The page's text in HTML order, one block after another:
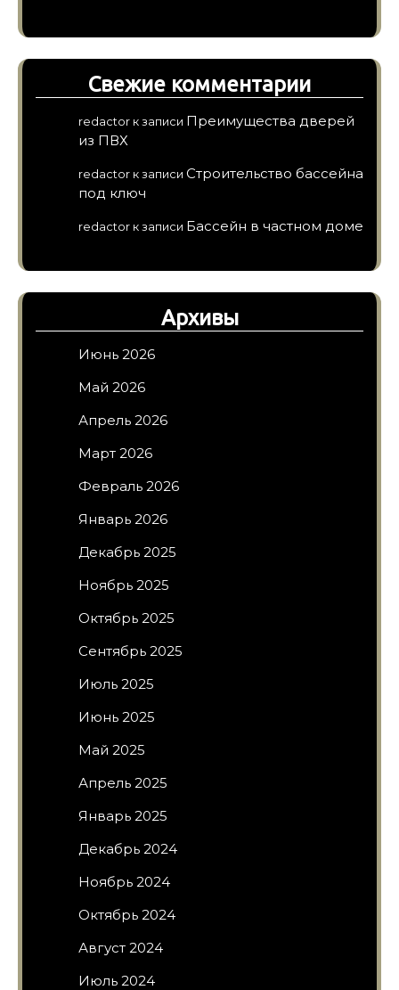
Свежие комментарии
redactor к записи Преимущества дверей
из ПВХ
redactor к записи Строительство бассейна
под ключ
redactor к записи Бассейн в частном доме
Архивы
Июнь 2026
Май 2026
Апрель 2026
Март 2026
Февраль 2026
Январь 2026
Декабрь 2025
Ноябрь 2025
Октябрь 2025
Сентябрь 2025
Июль 2025
Июнь 2025
Май 2025
Апрель 2025
Январь 2025
Декабрь 2024
Ноябрь 2024
Октябрь 2024
Август 2024
Июль 2024